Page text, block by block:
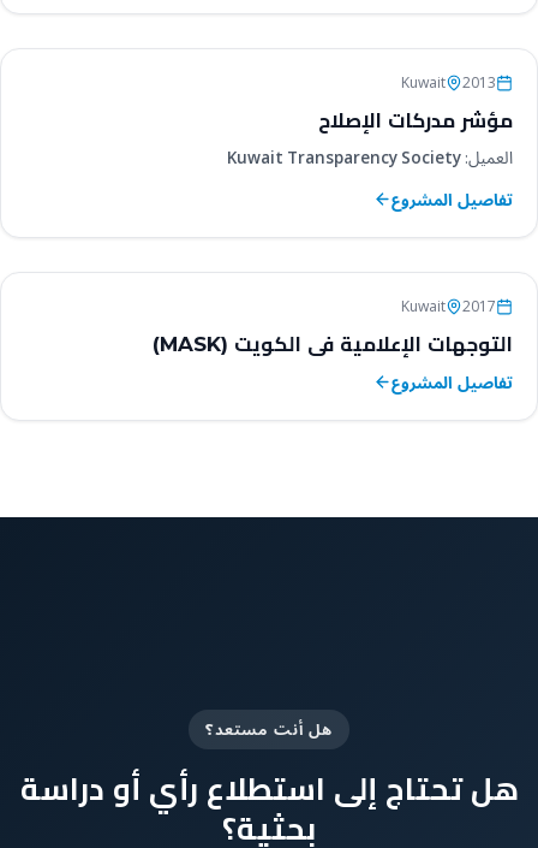
استطلاعات الرأي والمسوح
2013
Kuwait
مؤشر مدركات الإصلاح
العميل: Kuwait Transparency Society
تفاصيل المشروع
استطلاعات الرأي والمسوح
2017
Kuwait
التوجهات الإعلامية في الكويت (MASK)
تفاصيل المشروع
هل أنت مستعد؟
هل تحتاج إلى استطلاع رأي أو دراسة
بحثية؟